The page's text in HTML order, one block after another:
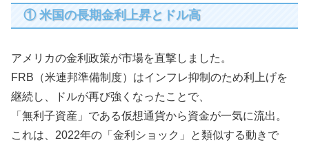
① 米国の長期金利上昇とドル高
アメリカの金利政策が市場を直撃しました。
FRB（米連邦準備制度）はインフレ抑制のため利上げを
継続し、ドルが再び強くなったことで、
「無利子資産」である仮想通貨から資金が一気に流出。
これは、2022年の「金利ショック」と類似する動きで